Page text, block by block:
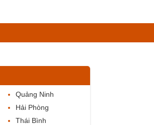
Quảng Ninh
Hải Phòng
Thái Bình